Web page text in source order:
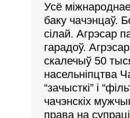
Усё
баку чачэнцаў.
сілай. Агрэсар
гарадоў.
скалечыў 50
насельніпцтва
“зачысткі” і
чачэнскіх
права на